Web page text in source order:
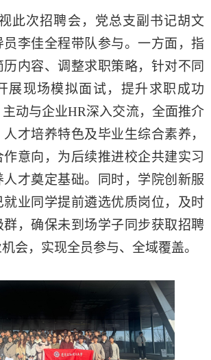
此次招聘会，党总支副书记胡文
李佳全程带队参与。一方面，指
内容、调整求职策略，针对不同
展现场模拟面试，提升求职成功
动与企业HR深入交流，全面推介
才培养特色及毕业生综合素养，
意向，为后续推进校企共建实习
才奠定基础。同时，学院创新服
就业同学提前遴选优质岗位，及时
，确保未到场学子同步获取招聘
会，实现全员参与、全域覆盖。